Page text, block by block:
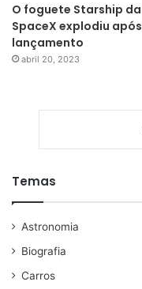
O foguete Starship da
SpaceX explodiu após
lançamento
abril 20, 2023
Temas
Astronomia
Biografia
Carros